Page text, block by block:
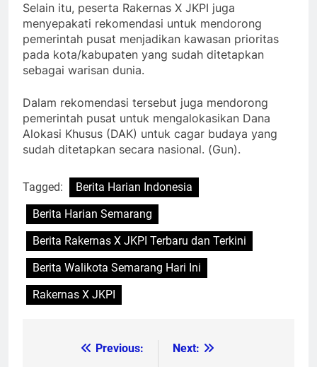
Selain itu, peserta Rakernas X JKPI juga
menyepakati rekomendasi untuk mendorong
pemerintah pusat menjadikan kawasan prioritas
pada kota/kabupaten yang sudah ditetapkan
sebagai warisan dunia.
Dalam rekomendasi tersebut juga mendorong
pemerintah pusat untuk mengalokasikan Dana
Alokasi Khusus (DAK) untuk cagar budaya yang
sudah ditetapkan secara nasional. (Gun).
Tagged:
Berita Harian Indonesia
Berita Harian Semarang
Berita Rakernas X JKPI Terbaru dan Terkini
Berita Walikota Semarang Hari Ini
Rakernas X JKPI
Previous:
Next: